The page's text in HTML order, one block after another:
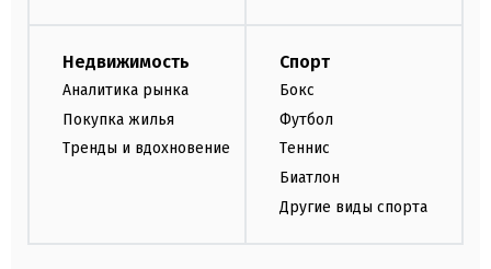
Недвижимость
Аналитика рынка
Покупка жилья
Тренды и вдохновение
Спорт
Бокс
Футбол
Теннис
Биатлон
Другие виды спорта